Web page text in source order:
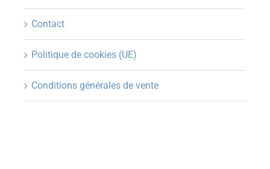
Contact
Politique de cookies (UE)
Conditions générales de vente